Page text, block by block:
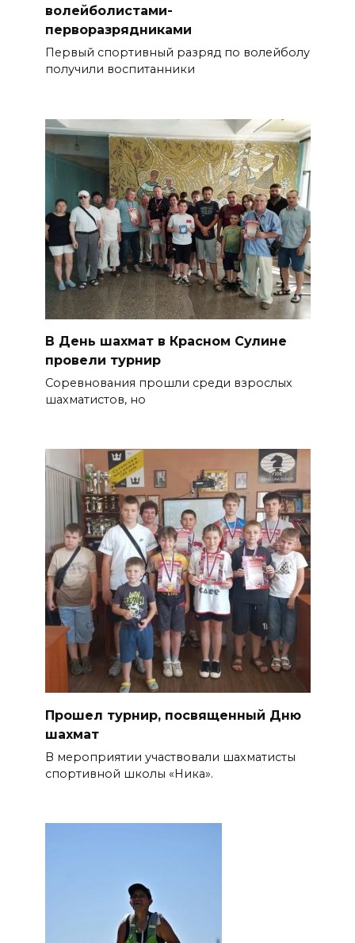
волейболистами-
перворазрядниками
Первый спортивный разряд по волейболу
получили воспитанники
В День шахмат в Красном Сулине
провели турнир
Соревнования прошли среди взрослых
шахматистов, но
Прошел турнир, посвященный Дню
шахмат
В мероприятии участвовали шахматисты
спортивной школы «Ника».